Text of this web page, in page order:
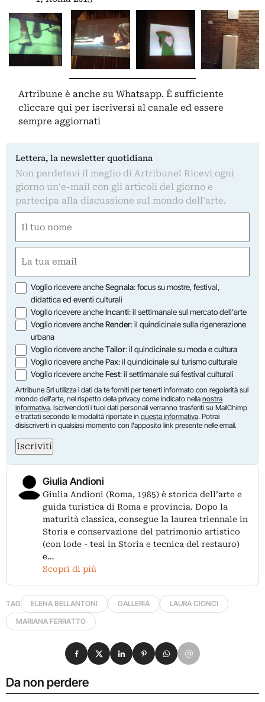
Artribune è anche su Whatsapp. È sufficiente
cliccare qui per iscriversi al canale ed essere
sempre aggiornati
Lettera, la newsletter quotidiana
Non perdetevi il meglio di Artribune! Ricevi ogni
giorno un'e-mail con gli articoli del giorno e
partecipa alla discussione sul mondo dell'arte.
(Obbligatorio)
(Obbligatorio)
Opzioni
Voglio ricevere ancheSegnala: focus su mostre, festival,
didattica ed eventi culturali
Voglio ricevere ancheIncanti: il settimanale sul mercato dell'arte
Voglio ricevere ancheRender: il quindicinale sulla rigenerazione
urbana
Voglio ricevere ancheTailor: il quindicinale su moda e cultura
Voglio ricevere anchePax: il quindicinale sul turismo culturale
Voglio ricevere ancheFest: il settimanale sui festival culturali
Artribune Srl utilizza i dati da te forniti per tenerti informato con regolarità sul
mondo dell'arte, nel rispetto della privacy come indicato nella nostra
informativa. Iscrivendoti i tuoi dati personali verranno trasferiti su MailChimp
e trattati secondo le modalità riportate in questa informativa. Potrai
disiscriverti in qualsiasi momento con l'apposito link presente nelle email.
Iscriviti
Giulia Andioni
Giulia Andioni (Roma, 1985) è storica dell’arte e
guida turistica di Roma e provincia. Dopo la
maturità classica, consegue la laurea triennale in
Storia e conservazione del patrimonio artistico
(con lode - tesi in Storia e tecnica del restauro)
e…
Scopri di più
TAG ELENA BELLANTONI GALLERIA
LAURA CIONCI
MARIANA FERRATTO
Da non perdere
Condividi su Facebook
Condividi su X
Condividi su LinkedIn
Condividi su Pinterest
Condividi su WhatsApp
Condividi su Email